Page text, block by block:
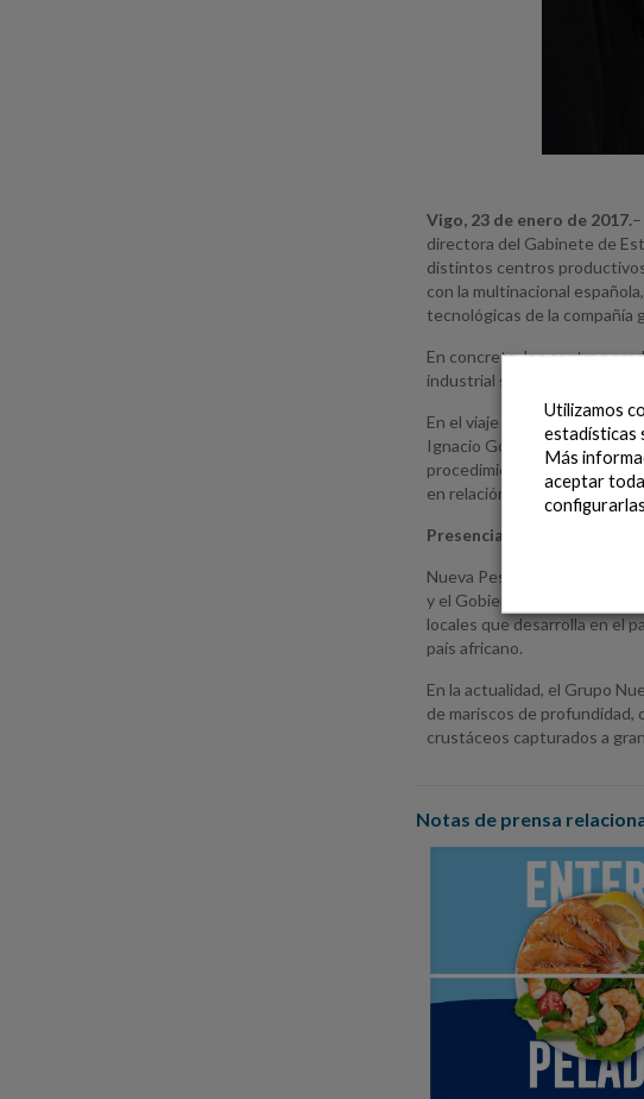
Vigo, 23 de enero de 2017.
directora del Gabinete de
distintos centros
con la multinacional
tecnológicas de la compañía
En concreto, los centros
industrial situado en Porriño,
En el viaje de las máximas
Ignacio González, y por el
procedimientos y
en relación al futuro de la
Presencia en Angola
Nueva Pescanova opera
y el Gobierno angoleño
locales que desarrolla en el
país africano.
En la actualidad, el Grupo
de mariscos de
crustáceos capturados a
Notas de prensa
Utilizamos
estadísticas
Más
aceptar